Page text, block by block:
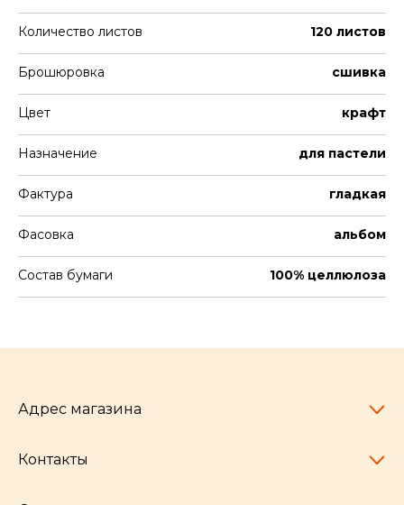
Количество листов 120 листов
Брошюровка сшивка
Цвет крафт
Назначение для пастели
Фактура гладкая
Фасовка альбом
Состав бумаги 100% целлюлоза
Адрес магазина
Челябинск,
Контакты